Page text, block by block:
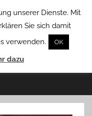
unserer Dienste. Mit
Sie sich damit
verwenden.
OK
dazu